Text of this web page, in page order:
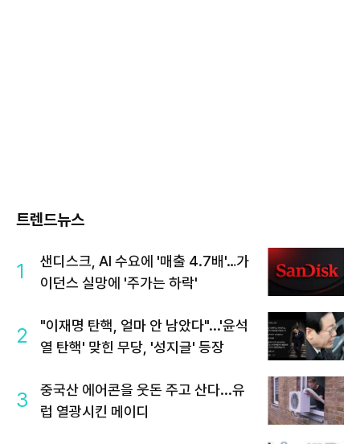
트렌드뉴스
1
샌디스크, AI 수요에 '매출 4.7배'…가
이던스 실망에 '주가는 하락'
2
"이재명 탄핵, 얼마 안 남았다"...'윤석
열 탄핵' 맞힌 무당, '성지글' 등장
3
중국산 에어콘을 웃돈 주고 산다...유
럽 열광시킨 메이디